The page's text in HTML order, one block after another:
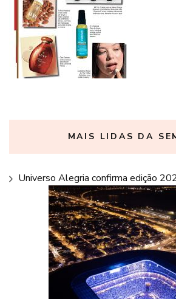
MAIS LIDAS DA
Universo Alegria confirma edição